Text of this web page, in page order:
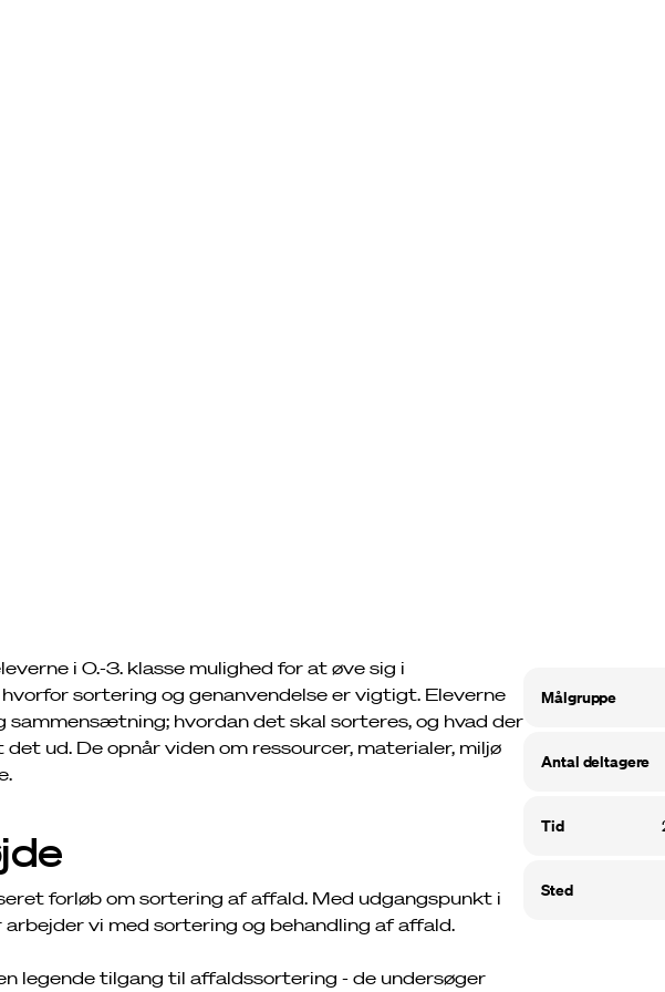
målgruppe
antal deltagere
tid
sted
i 0.-3. klasse mulighed for at øve sig i
sortering og genanvendelse er vigtigt. Eleverne
hvordan det skal sorteres, og hvad der
ud. De opnår viden om ressourcer, materialer, miljø
forløb om sortering af affald. Med udgangspunkt i
vi med sortering og behandling af affald.
legende tilgang til affaldssortering - de undersøger